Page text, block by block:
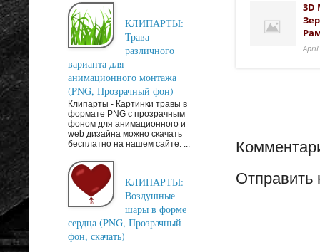
3D
Отправить
КЛИПАРТЫ:
Трава
различного
варианта для
анимационного монтажа
(PNG, Прозрачный фон)
Клипарты - Картинки травы в
формате PNG с прозрачным
фоном для анимационного и
web дизайна можно скачать
бесплатно на нашем сайте. ...
КЛИПАРТЫ:
Воздушные
шары в форме
сердца (PNG, Прозрачный
фон, скачать)